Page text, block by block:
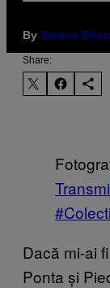
By Marius
Share:
Dacă mi-ai
Ponta și